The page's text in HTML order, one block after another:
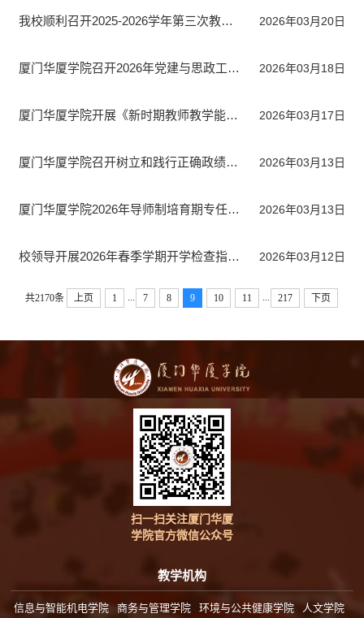
我校顺利召开2025-2026学年第三次教学工作会议 2026年03月20日
厦门华厦学院召开2026年党建与思政工作部署推进会 2026年03月18日
厦门华厦学院开展《新时期教师教学能力提升方略》专题讲座 2026年03月17日
厦门华厦学院召开树立和践行正确政绩观学习教育部署会 2026年03月13日
厦门华厦学院2026年导师制培育期专任教师教学能力测评圆满完... 2026年03月13日
校领导开展2026年春季学期开学检查指导工作 2026年03月12日
共2170条 上页 1 7 8 9 10 11 217 下页
扫一扫关注厦门华厦
学院官方微信公众号
教学机构
信息与智能机电学院 商务与管理学院 环境与公共健康学院 人文学院